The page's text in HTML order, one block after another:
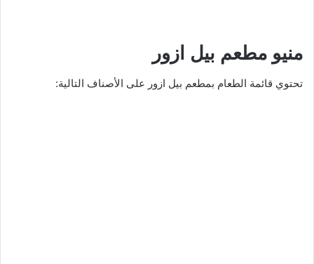
منيو مطعم بيل ازور
تحتوي قائمة الطعام بمطعم بيل ازور على الأصناف التالية: